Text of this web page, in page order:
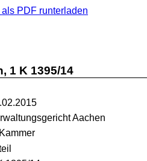
PDF runterladen
1 K 1395/14
Aachen